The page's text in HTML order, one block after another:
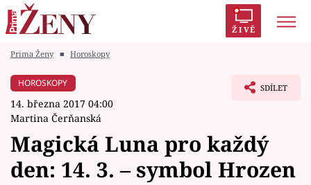
ŽIVĚ
Módní alarm
Témata
Prima Ženy ■ Horoskopy
HOROSKOPY
14. března 2017 04:00
Martina Čerňanská
SDÍLET
Magická Luna pro každý
den: 14. 3. – symbol Hrozen